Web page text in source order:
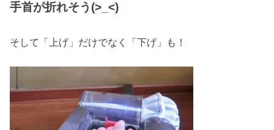
手首が折れそう(>_<)
そして「上げ」だけでなく「下げ」も！